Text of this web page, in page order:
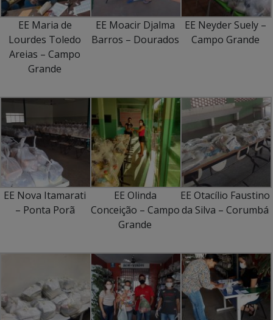
EE Maria de
Lourdes Toledo
Areias – Campo
Grande
EE Moacir Djalma
Barros – Dourados
EE Neyder Suely –
Campo Grande
EE Nova Itamarati
– Ponta Porã
EE Olinda
Conceição – Campo
Grande
EE Otacílio Faustino
da Silva – Corumbá